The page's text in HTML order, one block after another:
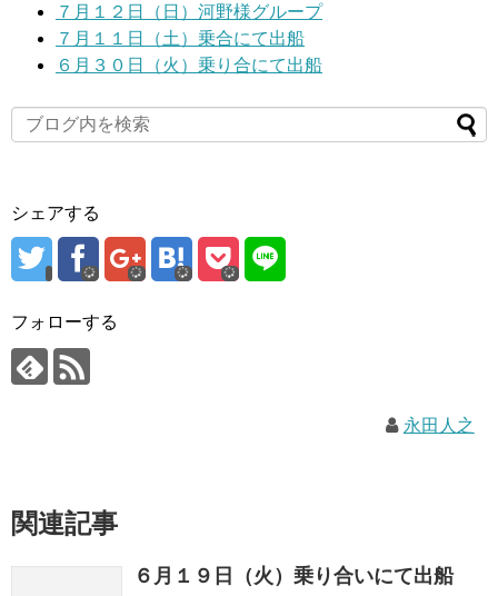
７月１２日（日）河野様グループ
７月１１日（土）乗合にて出船
６月３０日（火）乗り合にて出船
シェアする
フォローする
永田人之
関連記事
６月１９日（火）乗り合いにて出船